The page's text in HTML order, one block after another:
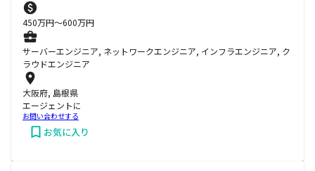
450万円〜600万円
サーバーエンジニア, ネットワークエンジニア, インフラエンジニア, ク
ラウドエンジニア
大阪府, 島根県
エージェントに
お問い合わせする
お気に入り